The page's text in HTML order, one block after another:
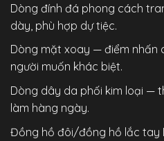
Dòng đính đá phong cách
dày, phù hợp dự tiệc.
Dòng mặt xoay — điểm nhấn
người muốn khác biệt.
Dòng dây da phối kim loại —
làm hàng ngày.
Đồng hồ đôi/đồng hồ lắc tay